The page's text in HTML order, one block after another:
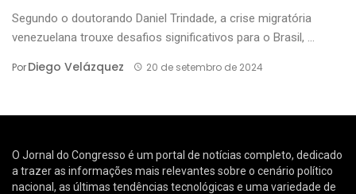
Segundo o doutorando Daniel Trindade, a crise migratória
venezuelana trouxe desafios significativos para o Brasil, ...
PorDiego Velázquez 20 de setembro de 2024
O Jornal do Congresso é um portal de notícias completo, dedicado
a trazer as informações mais relevantes sobre o cenário político
nacional, as últimas tendências tecnológicas e uma variedade de